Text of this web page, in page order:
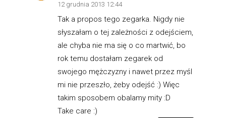
12 grudnia 2013 12:44
Tak a propos tego zegarka. Nigdy nie
słyszałam o tej zależności z odejściem,
ale chyba nie ma się o co martwić, bo
rok temu dostałam zegarek od
swojego mężczyzny i nawet przez myśl
mi nie przeszło, żeby odejść :) Więc
takim sposobem obalamy mity :D
Take care :)